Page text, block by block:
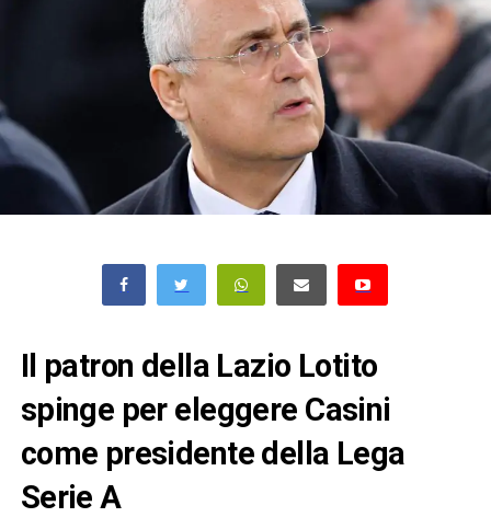
Il patron della Lazio Lotito
spinge per eleggere Casini
come presidente della Lega
Serie A